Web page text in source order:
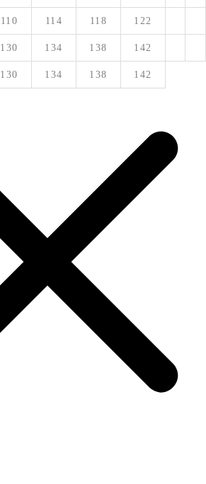
110 114 118 122
130 134 138 142
130 134 138
142